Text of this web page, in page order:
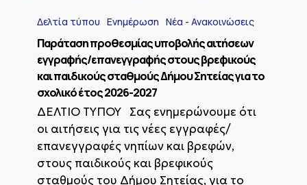
προθεσμίας
υποβολής
αιτήσεων
εγγραφής/
επανεγγραφής
στους
βρεφικούς
παιδικούς
σταθμούς
Δήμου
Σητείας
Δελτία τύπου Ενημέρωση Νέα - Ανακοινώσεις
Παράταση προθεσμίας υποβολής αιτήσεων
εγγραφής/επανεγγραφής στους βρεφικούς
και παιδικούς σταθμούς Δήμου Σητείας για το
σχολικό έτος 2026-2027
ΔΕΛΤΙΟ ΤΥΠΟΥ Σας ενημερώνουμε ότι
οι αιτήσεις για τις νέες εγγραφές/
επανεγγραφές νηπίων και βρεφών,
στους παιδικούς και βρεφικούς
σταθμούς του Δήμου Σητείας, για το